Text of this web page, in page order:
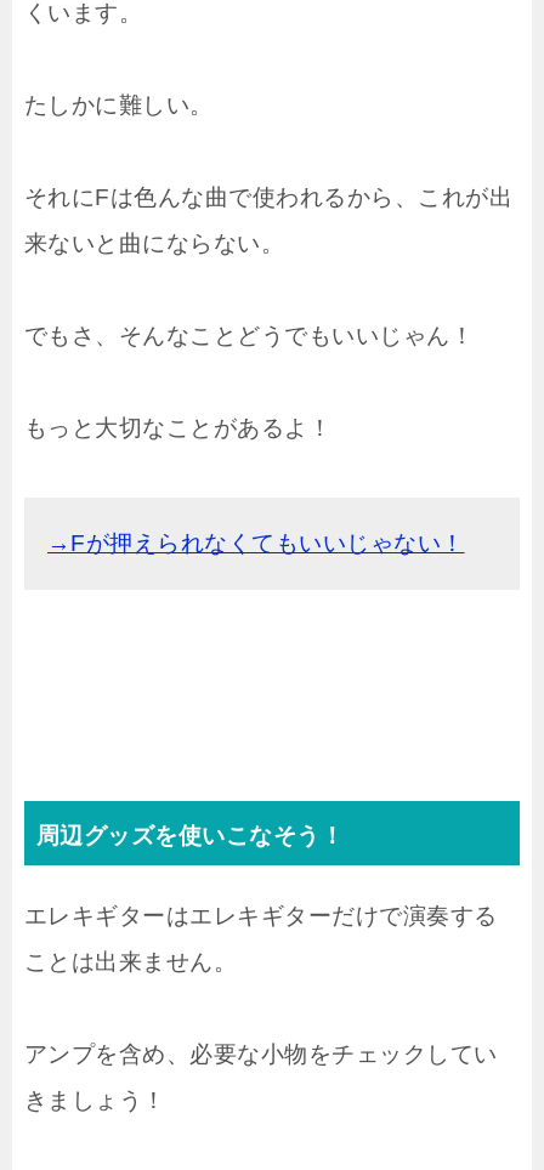
くいます。
たしかに難しい。
それにFは色んな曲で使われるから、これが出
来ないと曲にならない。
でもさ、そんなことどうでもいいじゃん！
もっと大切なことがあるよ！
→Fが押えられなくてもいいじゃない！
周辺グッズを使いこなそう！
エレキギターはエレキギターだけで演奏する
ことは出来ません。
アンプを含め、必要な小物をチェックしてい
きましょう！